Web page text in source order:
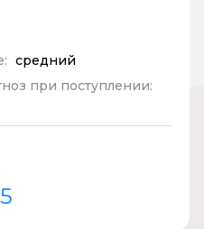
средний
при поступлении: